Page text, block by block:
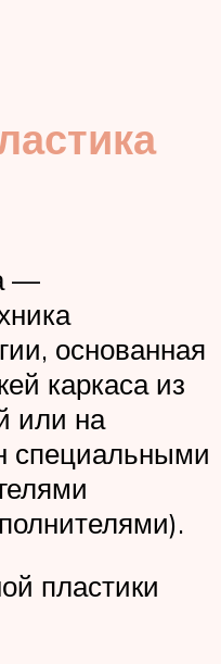
—
основанная
каркаса из
или на
специальными
пластики